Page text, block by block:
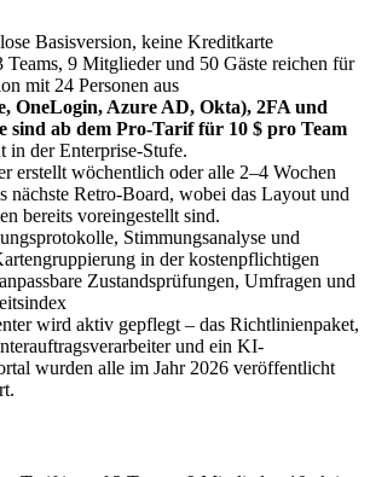
Basisversion, keine Kreditkarte
Teams, 9 Mitglieder und 50 Gäste reichen für
mit 24 Personen aus
OneLogin, Azure AD, Okta), 2FA und
sind ab dem Pro-Tarif für 10 $ pro Team
in der Enterprise-Stufe.
erstellt wöchentlich oder alle 2–4 Wochen
nächste Retro-Board, wobei das Layout und
bereits voreingestellt sind.
Stimmungsanalyse und
in der kostenpflichtigen
Zustandsprüfungen, Umfragen und
wird aktiv gepflegt – das Richtlinienpaket,
und ein KI-
wurden alle im Jahr 2026 veröffentlicht